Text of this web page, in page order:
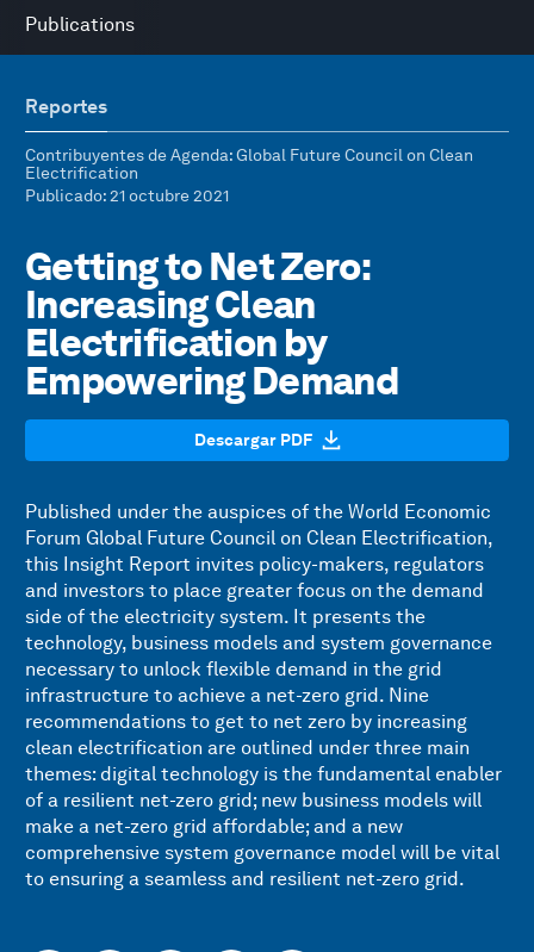
Publications
Reportes
Contribuyentes de Agenda: Global Future Council on Clean
Electrification
Publicado: 21 octubre 2021
Getting to Net Zero:
Increasing Clean
Electrification by
Empowering Demand
Descargar PDF
Published under the auspices of the World Economic
Forum Global Future Council on Clean Electrification,
this Insight Report invites policy-makers, regulators
and investors to place greater focus on the demand
side of the electricity system. It presents the
technology, business models and system governance
necessary to unlock flexible demand in the grid
infrastructure to achieve a net-zero grid. Nine
recommendations to get to net zero by increasing
clean electrification are outlined under three main
themes: digital technology is the fundamental enabler
of a resilient net-zero grid; new business models will
make a net-zero grid affordable; and a new
comprehensive system governance model will be vital
to ensuring a seamless and resilient net-zero grid.